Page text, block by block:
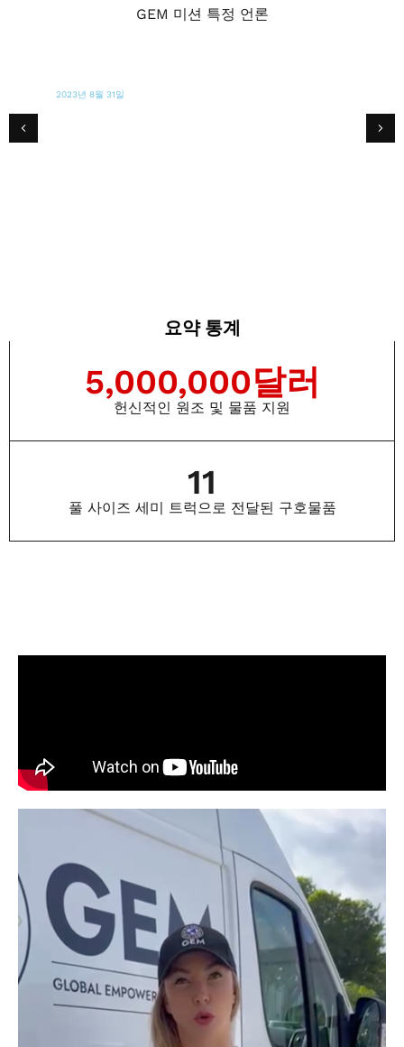
GEM 미션 특정 언론
2023년 8월 31일
요약 통계
헌신적인 원조 및 물품 지원
5,000,000달러
풀 사이즈 세미 트럭으로 전달된 구호물품
11